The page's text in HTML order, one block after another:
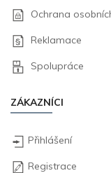
Ochrana
Reklamace
Spolupráce
ZÁKAZNÍCI
Přihlášení
Registrace